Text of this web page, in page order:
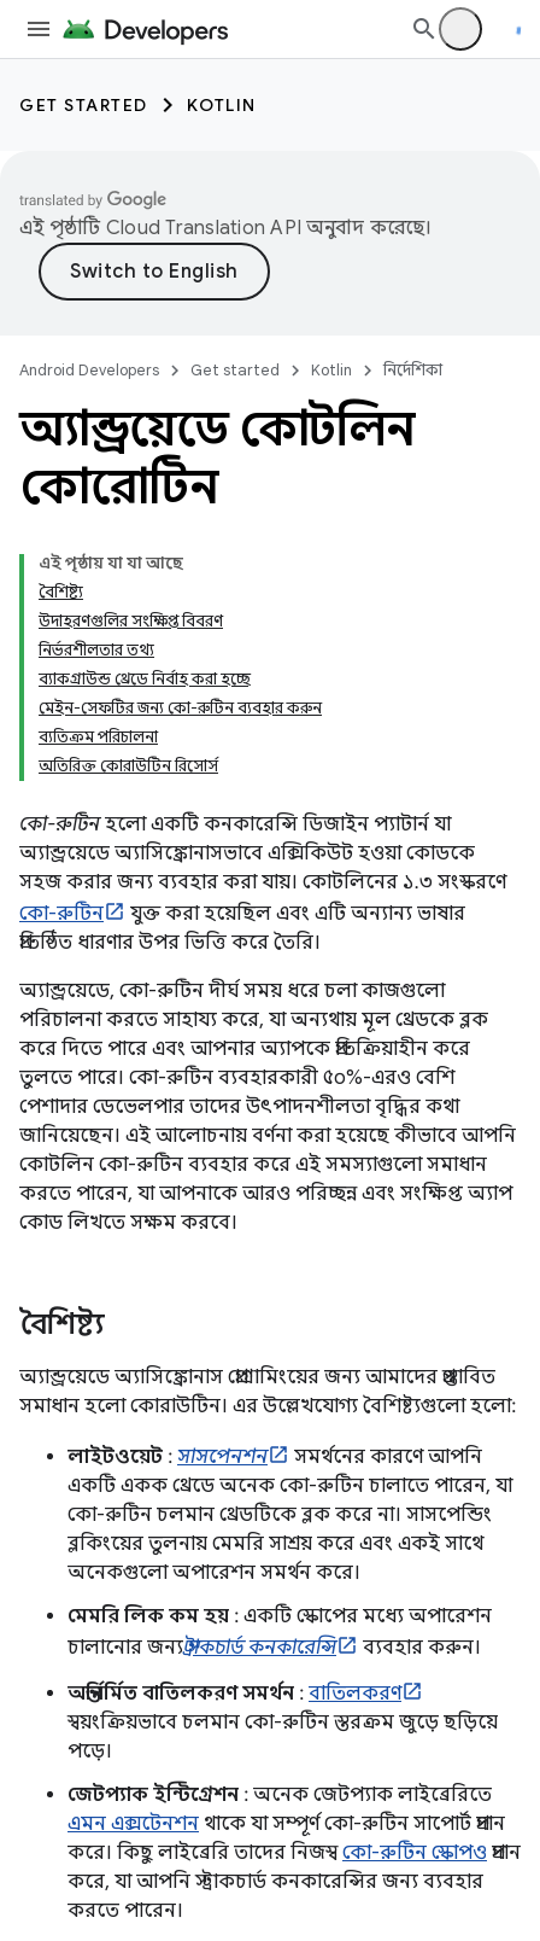
GET STARTED KOTLIN
এই পৃষ্ঠাটি Cloud Translation API অনুবাদ করেছে।
Android Developers Get started Kotlin নির্দেশিকা
অ্যান্ড্রয়েডে কোটলিন
কোরোটিন
এই পৃষ্ঠায় যা যা আছে
বৈশিষ্ট্য
উদাহরণগুলির সংক্ষিপ্ত বিবরণ
নির্ভরশীলতার তথ্য
ব্যাকগ্রাউন্ড থ্রেডে নির্বাহ করা হচ্ছে
মেইন-সেফটির জন্য কো-রুটিন ব্যবহার করুন
ব্যতিক্রম পরিচালনা
অতিরিক্ত কোরাউটিন রিসোর্স
কো-রুটিনহলো একটি কনকারেন্সি ডিজাইন প্যাটার্ন যা
অ্যান্ড্রয়েডে অ্যাসিঙ্ক্রোনাসভাবে এক্সিকিউট হওয়া কোডকে
সহজ করার জন্য ব্যবহার করা যায়। কোটলিনের ১.৩ সংস্করণে
কো-রুটিন
যুক্ত করা হয়েছিল এবং এটি অন্যান্য ভাষার
প্রতিষ্ঠিত ধারণার উপর ভিত্তি করে তৈরি।
অ্যান্ড্রয়েডে, কো-রুটিন দীর্ঘ সময় ধরে চলা কাজগুলো
পরিচালনা করতে সাহায্য করে, যা অন্যথায় মূল থ্রেডকে ব্লক
করে দিতে পারে এবং আপনার অ্যাপকে প্রতিক্রিয়াহীন করে
তুলতে পারে। কো-রুটিন ব্যবহারকারী ৫০%-এরও বেশি
পেশাদার ডেভেলপার তাদের উৎপাদনশীলতা বৃদ্ধির কথা
জানিয়েছেন। এই আলোচনায় বর্ণনা করা হয়েছে কীভাবে আপনি
কোটলিন কো-রুটিন ব্যবহার করে এই সমস্যাগুলো সমাধান
করতে পারেন, যা আপনাকে আরও পরিচ্ছন্ন এবং সংক্ষিপ্ত অ্যাপ
কোড লিখতে সক্ষম করবে।
বৈশিষ্ট্য
অ্যান্ড্রয়েডে অ্যাসিঙ্ক্রোনাস প্রোগ্রামিংয়ের জন্য আমাদের প্রস্তাবিত
সমাধান হলো কোরাউটিন। এর উল্লেখযোগ্য বৈশিষ্ট্যগুলো হলো:
লাইটওয়েট : সাসপেনশন
সমর্থনের কারণে আপনি
একটি একক থ্রেডে অনেক কো-রুটিন চালাতে পারেন, যা
কো-রুটিন চলমান থ্রেডটিকে ব্লক করে না। সাসপেন্ডিং
ব্লকিংয়ের তুলনায় মেমরি সাশ্রয় করে এবং একই সাথে
অনেকগুলো অপারেশন সমর্থন করে।
মেমরি লিক কম হয় : একটি স্কোপের মধ্যে অপারেশন
চালানোর জন্যস্ট্রাকচার্ড কনকারেন্সি
ব্যবহার করুন।
অন্তর্নির্মিত বাতিলকরণ সমর্থন : বাতিলকরণ
স্বয়ংক্রিয়ভাবে চলমান কো-রুটিন স্তরক্রম জুড়ে ছড়িয়ে
পড়ে।
জেটপ্যাক ইন্টিগ্রেশন : অনেক জেটপ্যাক লাইব্রেরিতে
এমন এক্সটেনশন থাকে যা সম্পূর্ণ কো-রুটিন সাপোর্ট প্রদান
করে। কিছু লাইব্রেরি তাদের নিজস্বকো-রুটিন স্কোপও প্রদান
করে, যা আপনি স্ট্রাকচার্ড কনকারেন্সির জন্য ব্যবহার
করতে পারেন।